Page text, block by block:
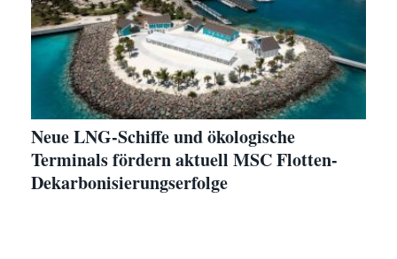
Neue LNG-Schiffe und ökologische
Terminals fördern aktuell MSC Flotten-
Dekarbonisierungserfolge